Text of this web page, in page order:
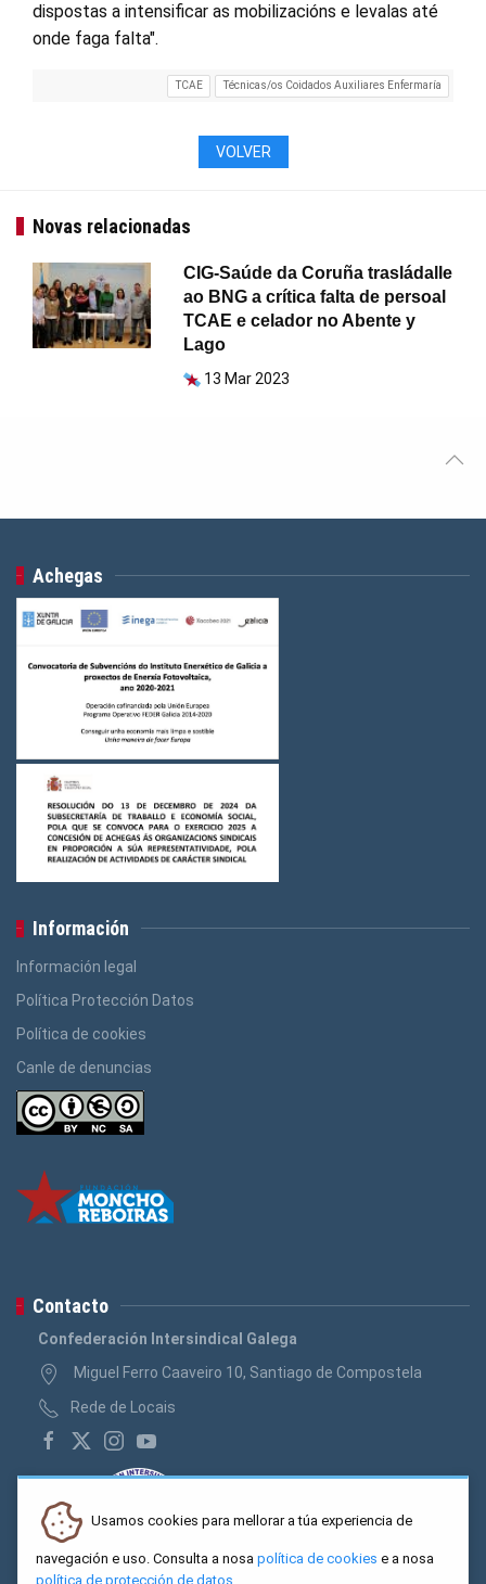
dispostas a intensificar as mobilizacións e levalas até
onde faga falta".
TCAE Técnicas/os Coidados Auxiliares Enfermaría
VOLVER
Novas relacionadas
CIG-Saúde da Coruña trasládalle
ao BNG a crítica falta de persoal
TCAE e celador no Abente y
Lago
13 Mar 2023
Achegas
Información
Información legal
Política Protección Datos
Política de cookies
Canle de denuncias
Contacto
Confederación Intersindical Galega
Miguel Ferro Caaveiro 10, Santiago de Compostela
Rede de Locais
Usamos cookies para mellorar a túa experiencia de
navegación e uso. Consulta a nosa política de cookies e a nosa
política de protección de datos